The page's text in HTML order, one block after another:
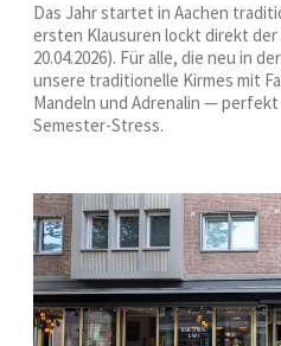
Das Jahr startet in Aachen
ersten Klausuren lockt direkt der
20.04.2026). Für alle, die neu in
unsere traditionelle Kirmes mit
Mandeln und Adrenalin —
Semester-Stress.